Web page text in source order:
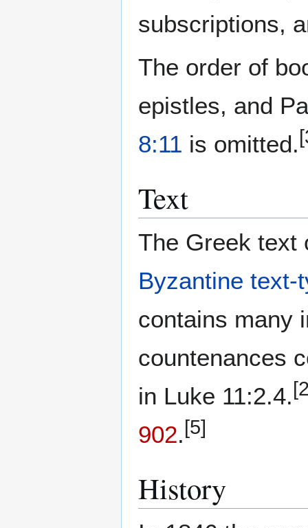
subscriptions,
The order of
epistles, and
8:11 is omitted.
Text
The Greek text
Byzantine text-
contains many
countenances
in Luke 11:2.4.
902. [5]
History